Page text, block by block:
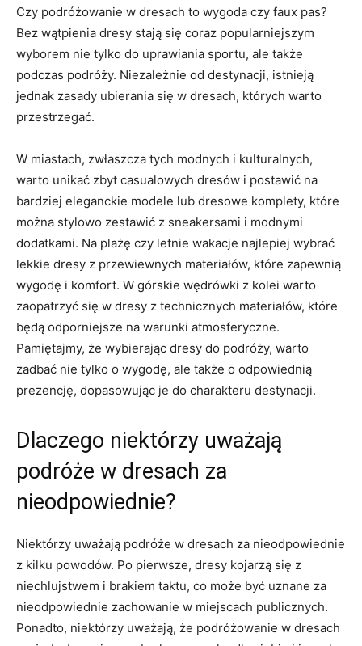
Czy podróżowanie ⁢w dresach to ⁣wygoda czy faux pas?
Bez⁤ wątpienia dresy stają‍ się coraz ‌popularniejszym‍
wyborem nie tylko​ do uprawiania sportu, ale także
podczas podróży.⁣ Niezależnie‌ od​ destynacji, istnieją
jednak zasady⁣ ubierania się w dresach, których⁤ warto
przestrzegać.
W miastach,‌ zwłaszcza tych ⁢modnych‍ i kulturalnych,‌
warto ‍unikać zbyt casualowych dresów ‌i‍ postawić na
bardziej⁢ eleganckie modele lub‌ dresowe komplety, które
można stylowo zestawić z ⁤sneakersami i modnymi
dodatkami. Na plażę ⁤czy letnie wakacje najlepiej wybrać⁢
lekkie dresy z⁢ przewiewnych materiałów, które zapewnią⁢
wygodę ‍i komfort. W⁢ górskie wędrówki z kolei warto
⁣zaopatrzyć ‍się ‌w dresy z technicznych​ materiałów, które
będą odporniejsze⁤ na warunki atmosferyczne.
Pamiętajmy,⁢ że wybierając dresy ⁣do podróży, warto
zadbać nie⁣ tylko o wygodę, ale także o odpowiednią
prezencję, dopasowując je do charakteru destynacji.
Dlaczego ⁢niektórzy uważają
podróże‍ w dresach za
‌nieodpowiednie?
Niektórzy ⁤uważają podróże w dresach za nieodpowiednie
‌z kilku powodów. ⁢Po pierwsze,⁣ dresy kojarzą się z
niechlujstwem i brakiem taktu, co może być⁣ uznane za
nieodpowiednie zachowanie ⁣w miejscach publicznych.
Ponadto, niektórzy ⁢uważają, że podróżowanie ⁢w ‌dresach